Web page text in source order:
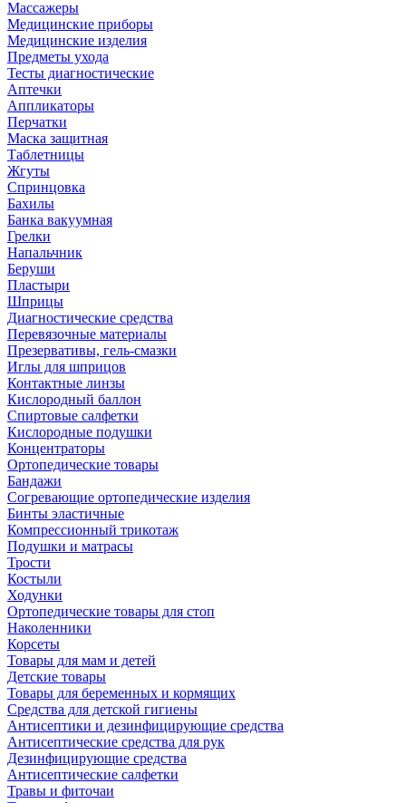
Массажеры
Медицинские приборы
Медицинские изделия
Предметы ухода
Тесты диагностические
Аптечки
Аппликаторы
Перчатки
Маска защитная
Таблетницы
Жгуты
Спринцовка
Бахилы
Банка вакуумная
Грелки
Напальчник
Беруши
Пластыри
Шприцы
Диагностические средства
Перевязочные материалы
Презервативы, гель-смазки
Иглы для шприцов
Контактные линзы
Кислородный баллон
Спиртовые салфетки
Кислородные подушки
Концентраторы
Ортопедические товары
Бандажи
Согревающие ортопедические изделия
Бинты эластичные
Компрессионный трикотаж
Подушки и матрасы
Трости
Костыли
Ходунки
Ортопедические товары для стоп
Наколенники
Корсеты
Товары для мам и детей
Детские товары
Товары для беременных и кормящих
Средства для детской гигиены
Антисептики и дезинфицирующие средства
Антисептические средства для рук
Дезинфицирующие средства
Антисептические салфетки
Травы и фиточаи